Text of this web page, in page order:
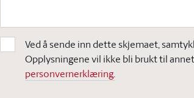
Ved å sende inn dette skjemaet,
Opplysningene vil ikke bli brukt til
personvernerklæring.